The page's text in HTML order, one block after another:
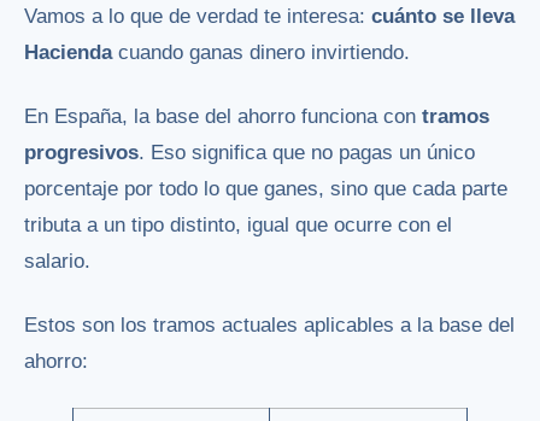
Vamos a lo que de verdad te interesa: cuánto se lleva
Haciendacuando ganas dinero invirtiendo.
En España, la base del ahorro funciona con tramos
progresivos. Eso significa que no pagas un único
porcentaje por todo lo que ganes, sino que cada parte
tributa a un tipo distinto, igual que ocurre con el
salario.
Estos son los tramos actuales aplicables a la base del
ahorro: